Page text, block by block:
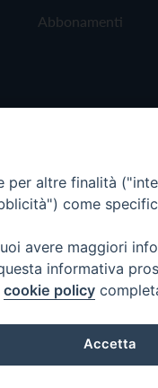
Abbonamenti
per altre finalità
come
avere maggiori
informativa
cookie policy
Accetta